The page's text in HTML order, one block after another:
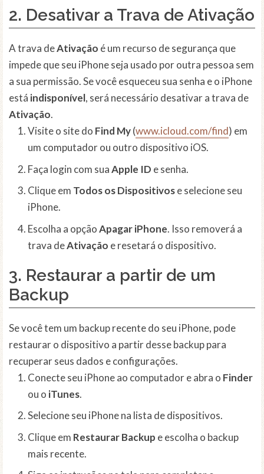
2. Desativar a Trava deAtivação
A trava deAtivação é um recurso de segurança que
impede que seu iPhone seja usado por outra pessoa sem
a sua permissão. Se você esqueceu sua senha e o iPhone
está indisponível, será necessário desativar a trava de
Ativação.
Visite o site do Find My(www.icloud.com/find) em
um computador ou outro dispositivo iOS.
Faça login com suaApple ID e senha.
Clique em Todos os Dispositivose selecione seu
iPhone.
Escolha a opçãoApagar iPhone. Isso removerá a
trava deAtivação e resetará o dispositivo.
3. Restaurar a partir de um
Backup
Se você tem um backup recente do seu iPhone, pode
restaurar o dispositivo a partir desse backup para
recuperar seus dados e configurações.
Conecte seu iPhone ao computador e abra o Finder
ou o iTunes.
Selecione seu iPhone na lista de dispositivos.
Clique em Restaurar Backup e escolha o backup
mais recente.